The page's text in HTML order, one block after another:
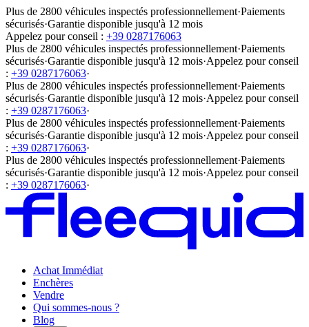
Plus de 2800 véhicules inspectés professionnellement·Paiements
sécurisés·Garantie disponible jusqu'à 12 mois
Appelez pour conseil : +39 0287176063
Plus de 2800 véhicules inspectés professionnellement·Paiements
sécurisés·Garantie disponible jusqu'à 12 mois·Appelez pour conseil
: +39 0287176063·
Plus de 2800 véhicules inspectés professionnellement·Paiements
sécurisés·Garantie disponible jusqu'à 12 mois·Appelez pour conseil
: +39 0287176063·
Plus de 2800 véhicules inspectés professionnellement·Paiements
sécurisés·Garantie disponible jusqu'à 12 mois·Appelez pour conseil
: +39 0287176063·
Plus de 2800 véhicules inspectés professionnellement·Paiements
sécurisés·Garantie disponible jusqu'à 12 mois·Appelez pour conseil
: +39 0287176063·
Achat Immédiat
Enchères
Vendre
Qui sommes-nous ?
Blog